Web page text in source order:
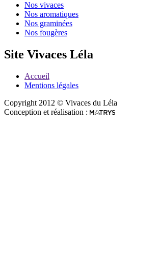
Nos vivaces
Nos aromatiques
Nos graminées
Nos fougères
Site Vivaces Léla
Accueil
Mentions légales
Copyright 2012 © Vivaces du Léla
Conception et réalisation :